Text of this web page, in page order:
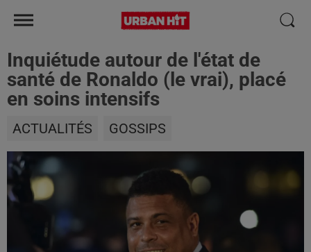
Inquiétude autour de l'état de
santé de Ronaldo (le vrai), placé
en soins intensifs
ACTUALITÉS GOSSIPS